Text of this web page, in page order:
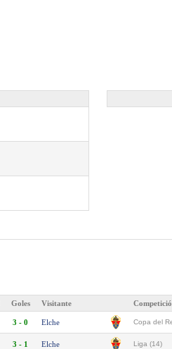
Goles Visitante
3 - 0 Elche Copa del
3 - 1 Elche Liga (14)